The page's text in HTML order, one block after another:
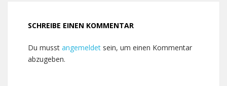
SCHREIBE EINEN KOMMENTAR
Du musst angemeldet sein, um einen Kommentar
abzugeben.